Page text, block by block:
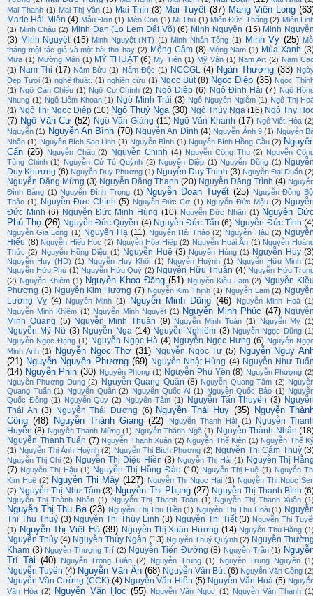
Mai Thanh (1) Mai Thị Vân (1) Mai Thìn (3) Mai Tuyết (37) Mang Viên Long
Marie Hải Miên (4) Mẫu Đơn (1) Mèo Con (1) Mi Thu (1) Miên Đức Thắng (2) Miên
(1) Minh Châu (2) Minh Đan (Lọ Lem Đất Võ) (6) Minh Nguyên (15) Minh
(3) Minh Nguyệt (15) Minh Nguyệt (NT) (1) Minh Nhân Tông (1) Minh Vy (25)
tháng một tác giả và một bài thơ hay (2) Mộng Cầm (8) Mộng Nam (1) Mùa Xanh
Mưa (1) Mường Mán (1) MỸ THUẬT (6) My Tiên (1) Mỹ Vân (1) Nam Art (2) Nam
(1) Nam Thi (17) Năm Bửu (1) Nấm Độc (1) NCCGL (4) Ngàn Thương (33)
Đẹp Tươi (1) nghệ thuật. (1) nghiên cứu (1) Ngọc Bút (8) Ngọc Diệp (35) Ngọc
(1) Ngô Càn Chiểu (1) Ngô Cự Chính (2) Ngô Diệp (6) Ngô Đình Hải (7) Ngô
Nhung (1) Ngô Liêm Khoan (1) Ngô Minh Trãi (3) Ngô Nguyên Ngiễm (1) Ngô Thị
(1) Ngô Thị Ngọc Diệp (10) Ngô Thuý Nga (30) Ngô Thúy Nga (16) Ngô Thy
(7) Ngô Văn Cư (52) Ngô Văn Giảng (11) Ngô Văn Khanh (17) Ngô Viết Hòa
Nguyễn (1) Nguyễn An Bình (70) Nguyễn An Đình (4) Nguyễn Ánh 9 (1) Nguyễn
Nhân (1) Nguyễn Bích Sao Linh (1) Nguyễn Bình (1) Nguyễn Bính Hồng Cầu (2)
Cẩn (26) Nguyễn Châu (2) Nguyễn Chinh (4) Nguyễn Công Thụ (2) Nguyễn
Tùng Chinh (1) Nguyễn Cử Tú Quỳnh (2) Nguyên Diệp (1) Nguyễn Dũng (1)
Duy Khương (6) Nguyễn Duy Phương (1) Nguyễn Duy Thịnh (3) Nguyễn Đại Duẩn
Nguyễn Đặng Mừng (3) Nguyễn Đăng Thanh (20) Nguyễn Đăng Trình (4)
Đình Bảng (1) Nguyễn Đình Trọng (1) Nguyễn Đoan Tuyết (25)
Nguyễn Đồng
Thảo (1) Nguyễn Đức Chính (5) Nguyễn Đức Cơ (1) Nguyễn Đức Mậu (2)
Đức Minh (6) Nguyễn Đức Minh Hùng (10) Nguyễn Đức Nhân (1) Nguyễn
Phú Thọ (26) Nguyễn Đức Quyền (4) Nguyễn Đức Tấn (6) Nguyễn Đức Tình
Nguyễn Gia Long (1) Nguyên Hạ (11) Nguyễn Hải Thảo (2) Nguyễn Hậu (2)
Hiếu (8) Nguyễn Hiếu Học (2) Nguyễn Hòa Hiệp (2) Nguyễn Hoài Ân (1) Nguyễn
Thức (2) Nguyễn Hồng Diệu (1) Nguyễn Huệ (3) Nguyên Hùng (1) Nguyễn Huy
Nguyễn Huy (HD) (1) Nguyễn Huy Khôi (1) Nguyễn Huỳnh (1) Nguyễn Hữu Minh
Nguyễn Hữu Phú (1) Nguyễn Hữu Quý (2) Nguyễn Hữu Thuần (4) Nguyễn Hữu
(2) Nguyễn Khiêm (1) Nguyễn Khoa Đăng (51) Nguyễn Kiều Lam (2) Nguyễn
Phương (3) Nguyễn Kim Hương (7) Nguyễn Kim Thịnh (1) Nguyễn Lam (2)
Lương Vỵ (4) Nguyên Minh (1) Nguyễn Minh Dũng (46) Nguyễn Minh Hoà
Nguyễn Minh Khiêm (1) Nguyễn Minh Nguyệt (1) Nguyễn Minh Phúc (47)
Minh Quang (5) Nguyễn Minh Thuận (9) Nguyễn Minh Toàn (1) Nguyễn Mỳ
Nguyễn Mỹ Nữ (3) Nguyễn Nga (14) Nguyễn Nghiêm (3) Nguyễn Ngọc Dũng
Nguyễn Ngọc Đặng (1) Nguyễn Ngọc Hà (4) Nguyễn Ngọc Hưng (6) Nguyễn
Minh Anh (1) Nguyễn Ngọc Thơ (31) Nguyễn Ngọc Tư (5) Nguyễn Nguy
(21) Nguyễn Nguyên Phượng (69) Nguyễn Nhật Hùng (4) Nguyễn Như
(14) Nguyễn Phin (30) Nguyên Phong (1) Nguyễn Phú Yên (8) Nguyễn Phượng
Nguyễn Phương Dung (2) Nguyễn Quang Quân (8) Nguyễn Quang Tâm (2)
Quang Tuấn (1) Nguyễn Quân (2) Nguyễn Quốc Ái (1) Nguyễn Quốc Bảo (1)
Quốc Đông (1) Nguyễn Quy (2) Nguyên Tâm (1) Nguyễn Tấn Thuyên (3)
Thái An (3) Nguyễn Thái Dương (6) Nguyễn Thái Huy (35)
Nguyễn
Công (48) Nguyễn Thành Giang (22) Nguyễn Thanh Hải (1)
Nguyễn
Huyền (8) Nguyễn Thanh Mừng (1) Nguyễn Thánh Ngã (1) Nguyễn Thành Nhân
Nguyễn Thanh Tuấn (7) Nguyễn Thanh Xuân (2) Nguyễn Thế Kiên (1) Nguyễn Thế
(1) Nguyễn Thị Ánh Huỳnh (2) Nguyễn Thị Bích Phượng (2) Nguyễn Thị Cẩm Thuỳ
Nguyễn Thị Chi (2) Nguyễn Thị Diệu Hiền (3) Nguyễn Thị Hải (1) Nguyễn Thị
(7) Nguyễn Thị Hậu (1) Nguyễn Thị Hồng Đào (10) Nguyễn Thị Huệ (1) Nguyễn
Kim Huệ (2) Nguyễn Thị Mây (127) Nguyễn Thị Ngọc Hải (1) Nguyễn Thị Ngọc
(2) Nguyễn Thị Như Tâm (3) Nguyễn Thị Phụng (27) Nguyễn Thị Thanh Bình
Nguyễn Thị Thành Nhân (1) Nguyễn Thị Thanh Toàn (1) Nguyễn Thị Thanh Xuân
Nguyễn Thị Thu Ba (23) Nguyễn Thị Thu Hiền (1) Nguyễn Thị Thu Hoài (1)
Thị Thu Thuý (3) Nguyễn Thị Thùy Linh (3) Nguyễn Thị Tiết (3) Nguyễn Thị
(1) Nguyễn Thị Việt Hà (39) Nguyễn Thị Xuân Hương (14) Nguyễn Thu Hằng
Nguyễn Thủy (4) Nguyễn Thúy Ngân (13) Nguyễn Thuý Quỳnh (2) Nguyễn
Kham (3) Nguyễn Thượng Trí (2) Nguyễn Tiến Đường (8) Nguyễn Trần (1)
Trí Tài (40) Nguyễn Trọng Luân (2) Nguyễn Trung (1) Nguyễn Trung Nguyên
Nguyễn Tuyển (4) Nguyễn Văn Ân (68) Nguyễn Văn Bút (6) Nguyễn Văn Công
Nguyễn Văn Cường (CCK) (4) Nguyễn Văn Hiến (5) Nguyễn Văn Hoà (5)
Văn Hòa (2) Nguyễn Văn Học (55) Nguyễn Văn Ngọc (1) Nguyễn Văn Thanh